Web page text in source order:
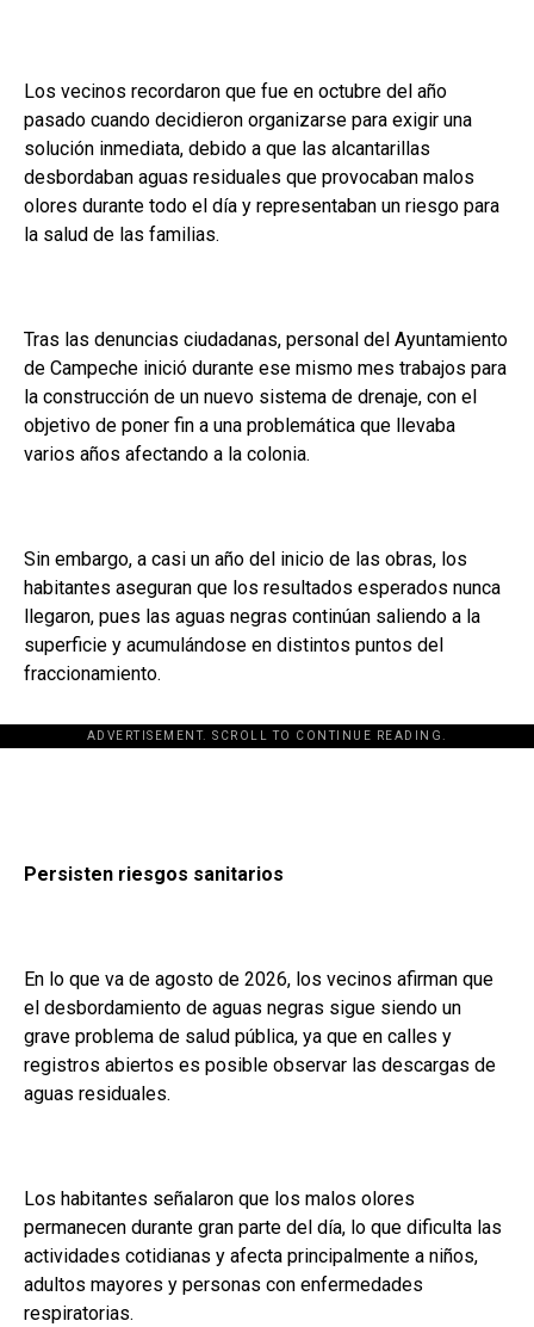
Los vecinos recordaron que fue en octubre del año
pasado cuando decidieron organizarse para exigir una
solución inmediata, debido a que las alcantarillas
desbordaban aguas residuales que provocaban malos
olores durante todo el día y representaban un riesgo para
la salud de las familias.
Tras las denuncias ciudadanas, personal del Ayuntamiento
de Campeche inició durante ese mismo mes trabajos para
la construcción de un nuevo sistema de drenaje, con el
objetivo de poner fin a una problemática que llevaba
varios años afectando a la colonia.
Sin embargo, a casi un año del inicio de las obras, los
habitantes aseguran que los resultados esperados nunca
llegaron, pues las aguas negras continúan saliendo a la
superficie y acumulándose en distintos puntos del
fraccionamiento.
ADVERTISEMENT. SCROLL TO CONTINUE READING.
Persisten riesgos sanitarios
En lo que va de agosto de 2026, los vecinos afirman que
el desbordamiento de aguas negras sigue siendo un
grave problema de salud pública, ya que en calles y
registros abiertos es posible observar las descargas de
aguas residuales.
Los habitantes señalaron que los malos olores
permanecen durante gran parte del día, lo que dificulta las
actividades cotidianas y afecta principalmente a niños,
adultos mayores y personas con enfermedades
respiratorias.